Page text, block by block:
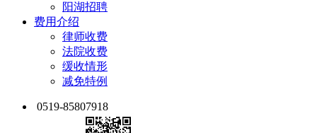
阳湖招聘
费用介绍
律师收费
法院收费
缓收情形
减免特例
0519-85807918